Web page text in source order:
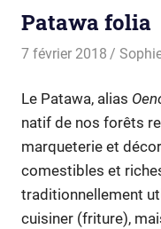
Patawa folia
7 février 2018
Le Patawa, alias
natif de nos forêts
marqueterie et
comestibles et
traditionnellement
cuisiner (friture),